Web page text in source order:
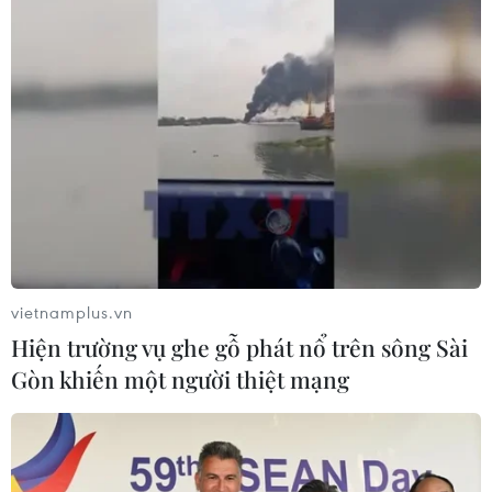
Yêu cầu kiểm tra hóa đơn doanh nghiệp
mỹ phẩm, thực phẩm chức năng
29/08/2018 05:12
Tổng cục Thuế vừa có văn bản yêu cầu Cục thuế các
tỉnh, thành phố bổ sung nhân lực tối đa cho công tác
thanh kiểm tra và lưu ý việc kiểm tra với một số doanh
nghiệp dược phẩm, mỹ phẩm.
vietnamplus.vn
Hiện trường vụ ghe gỗ phát nổ trên sông Sài
Gòn khiến một người thiệt mạng